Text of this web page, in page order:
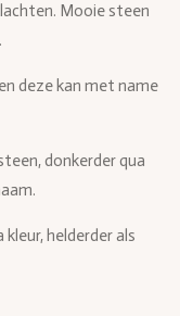
Mooie steen
deze kan met name
donkerder qua
helderder als